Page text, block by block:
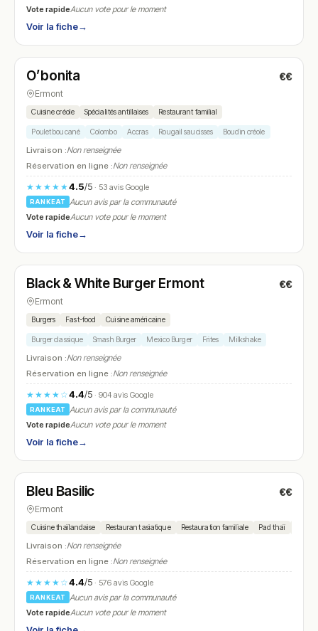
Vote rapideAucun vote pour le moment
Voir la fiche→
N° 13
O’bonita €€
Ermont
Cuisine créole Spécialités antillaises Restaurant familial
Poulet boucané Colombo Accras Rougail saucisses Boudin créole
Livraison :Non renseignée
Réservation en ligne :Non renseignée
★★★★★4.5/5· 53 avis Google
RANKEAT
Aucun avis par la communauté
Vote rapideAucun vote pour le moment
Voir la fiche→
N° 14
Black & White Burger Ermont €€
Ermont
Burgers Fast-food Cuisine américaine
Burger classique Smash Burger Mexico Burger Frites Milkshake
Livraison :Non renseignée
Réservation en ligne :Non renseignée
★★★★☆4.4/5· 904 avis Google
RANKEAT
Aucun avis par la communauté
Vote rapideAucun vote pour le moment
Voir la fiche→
N° 15
Bleu Basilic €€
Ermont
Cuisine thaïlandaise Restaurant asiatique Restauration familiale Pad thaï
Livraison :Non renseignée
Réservation en ligne :Non renseignée
★★★★☆4.4/5· 576 avis Google
RANKEAT
Aucun avis par la communauté
Vote rapideAucun vote pour le moment